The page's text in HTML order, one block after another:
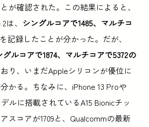
が確認された。この結果によると、
は、 シングルコアで1485、マルチコ
記録したことが分かった。だが、
グルコアで1874、マルチコアで5372の
り、いまだAppleシリコンが優位に
かる。ちなみに、iPhone 13 Proや
ルに搭載されているA15 Bionicチッ
スコアが1709と、Qualcommの最新